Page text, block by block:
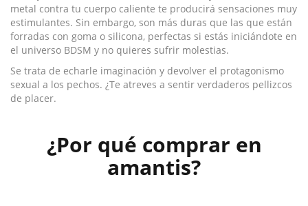
metal contra tu cuerpo caliente te producirá sensaciones muy
estimulantes. Sin embargo, son más duras que las que están
forradas con goma o silicona, perfectas si estás iniciándote en
el universo BDSM y no quieres sufrir molestias.
Se trata de echarle imaginación y devolver el protagonismo
sexual a los pechos. ¿Te atreves a sentir verdaderos pellizcos
de placer.
¿Por qué comprar en
amantis?